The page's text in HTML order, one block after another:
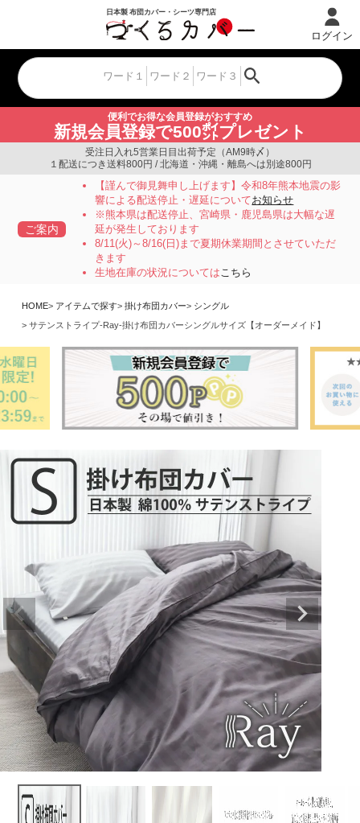
便利でお得な会員登録がおすすめ
新規会員登録で500㌽プレゼント
ログイン
受注日入れ5営業日目出荷予定（AM9時〆）
１配送につき送料800円 / 北海道・沖縄・離島へは別途800円
ご案内
【謹んで御見舞申し上げます】令和8年熊本地震の影
響による配送停止・遅延についてお知らせ
※熊本県は配送停止、宮崎県・鹿児島県は大幅な遅
延が発生しております
8/11(火)～8/16(日)まで夏期休業期間とさせていただ
きます
生地在庫の状況についてはこちら
HOME アイテムで探す 掛け布団カバー
シングル
サテンストライプ-Ray-掛け布団カバーシングルサイズ【オーダーメイド】